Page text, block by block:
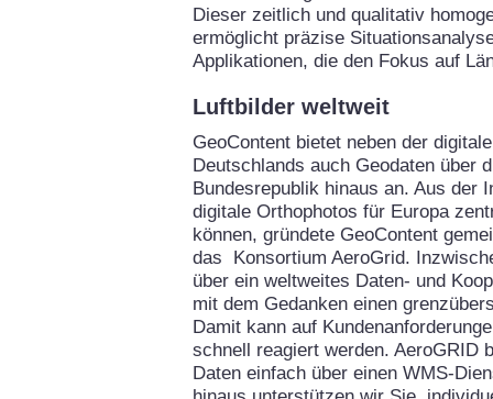
Dieser zeitlich und qualitativ
ermöglicht präzise
Applikationen, die den Fokus auf
Luftbilder weltweit
GeoContent bietet neben der
Deutschlands auch Geodaten über
Bundesrepublik hinaus an. Aus der
digitale Orthophotos für Europa
können, gründete GeoContent
das Konsortium AeroGrid.
über ein weltweites Daten- und
mit dem Gedanken einen
Damit kann auf
schnell reagiert werden. AeroGRID
Daten einfach über einen WMS-